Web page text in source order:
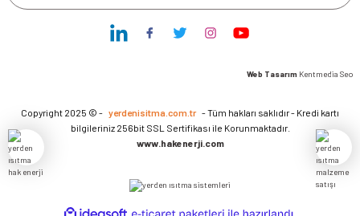
Web Tasarım Kentmedia Seo
Copyright 2025 © - yerdenisitma.com.tr - Tüm hakları saklıdır - Kredi kartı
bilgileriniz 256bit SSL Sertifikası ile Korunmaktadır.
www.hakenerji.com
ideasoft e-